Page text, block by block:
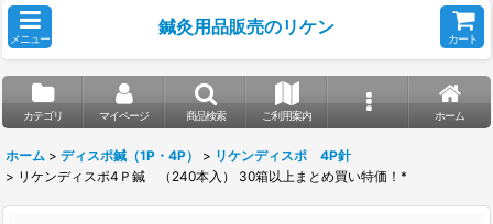
メニュー
鍼灸用品販売のリケン
カート
カテゴリ マイページ 商品検索 ご利用案内 ホーム
ホーム > ディスポ鍼（1P・4P） > リケンディスポ 4P針
> リケンディスポ4Ｐ鍼 （240本入） 30箱以上まとめ買い特価！*